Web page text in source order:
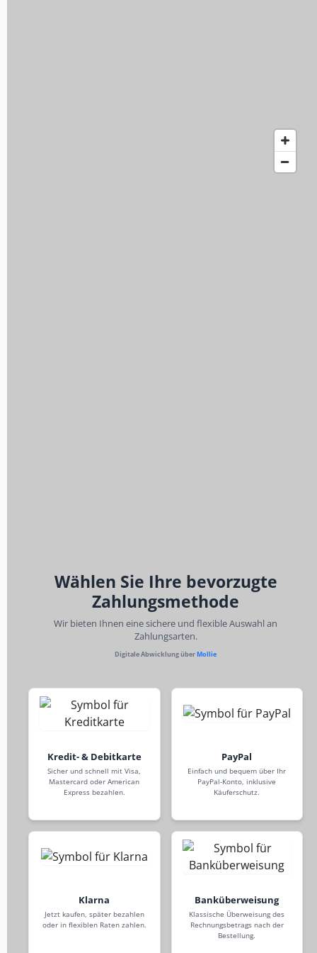
Wählen Sie Ihre bevorzugte
Zahlungsmethode
Wir bieten Ihnen eine sichere und flexible Auswahl an
Zahlungsarten.
Digitale Abwicklung überMollie
Kredit- & Debitkarte
Sicher und schnell mit Visa,
Mastercard oder American
Express bezahlen.
PayPal
Einfach und bequem über Ihr
PayPal-Konto, inklusive
Käuferschutz.
Klarna
Jetzt kaufen, später bezahlen
oder in flexiblen Raten zahlen.
Banküberweisung
Klassische Überweisung des
Rechnungsbetrags nach der
Bestellung.